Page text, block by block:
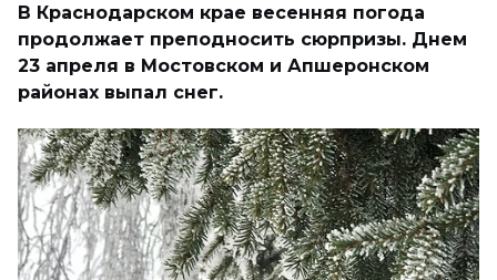
В Краснодарском крае весенняя погода
продолжает преподносить сюрпризы. Днем
23 апреля в Мостовском и Апшеронском
районах выпал снег.